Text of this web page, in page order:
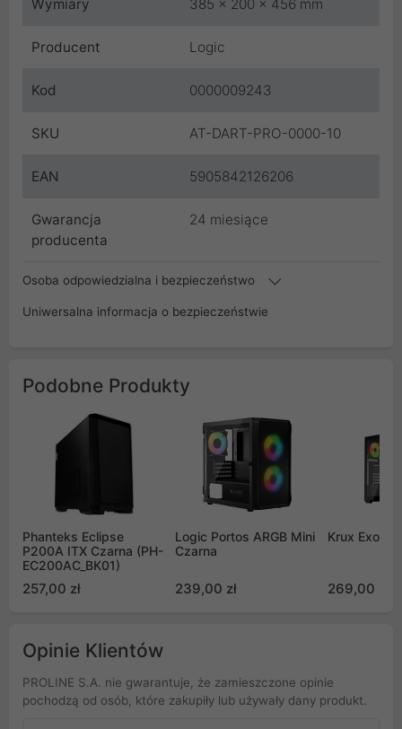
Wymiary 385 x 200 x 456 mm
Producent Logic
Kod 0000009243
SKU AT-DART-PRO-0000-10
EAN 5905842126206
Gwarancja
producenta
24 miesiące
Osoba odpowiedzialna i bezpieczeństwo
Uniwersalna informacja o bezpieczeństwie
Podobne Produkty
Phanteks Eclipse
P200A ITX Czarna (PH-
EC200AC_BK01)
257,00 zł
Logic Portos ARGB Mini
Czarna
239,00 zł
Krux Exo
269,00 zł
Opinie Klientów
PROLINE S.A. nie gwarantuje, że zamieszczone opinie
pochodzą od osób, które zakupiły lub używały dany produkt.